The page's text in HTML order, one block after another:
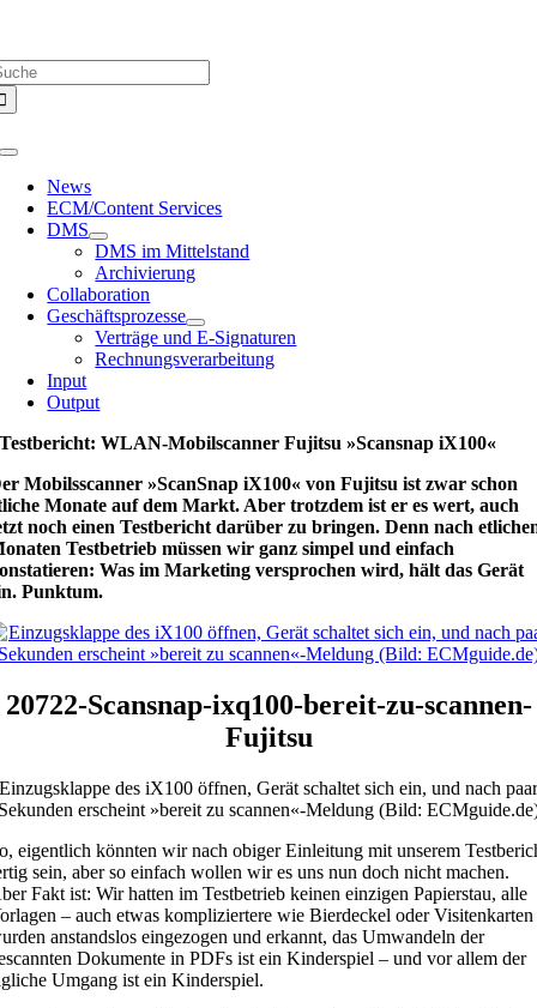
springen
Toggle
Navigation
News
ECM/Content Services
DMS
DMS im Mittelstand
Archivierung
Collaboration
Geschäftsprozesse
Verträge und E-Signaturen
Rechnungsverarbeitung
Input
Output
Testbericht: WLAN-Mobilscanner Fujitsu »Scansnap iX100«
Mobilsscanner »ScanSnap iX100« von Fujitsu ist zwar schon
Monate auf dem Markt. Aber trotzdem ist er es wert, auch
noch einen Testbericht darüber zu bringen. Denn nach
Testbetrieb müssen wir ganz simpel und einfach
Was im Marketing versprochen wird, hält das Gerät
Punktum.
20722-Scansnap-ixq100-bereit-zu-scannen-
Fujitsu
Einzugsklappe des iX100 öffnen, Gerät schaltet sich ein, und nach paar
erscheint »bereit zu scannen«-Meldung (Bild:
eigentlich könnten wir nach obiger Einleitung mit unserem
sein, aber so einfach wollen wir es uns nun doch nicht machen.
Fakt ist: Wir hatten im Testbetrieb keinen einzigen Papierstau, alle
– auch etwas kompliziertere wie Bierdeckel oder
anstandslos eingezogen und erkannt, das Umwandeln der
Dokumente in PDFs ist ein Kinderspiel – und vor allem der
Umgang ist ein Kinderspiel.